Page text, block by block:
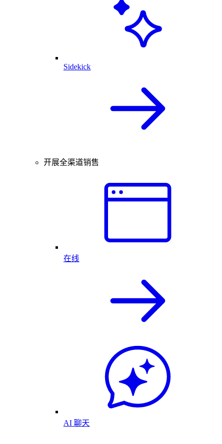
Sidekick
开展全渠道销售
在线
AI 聊天